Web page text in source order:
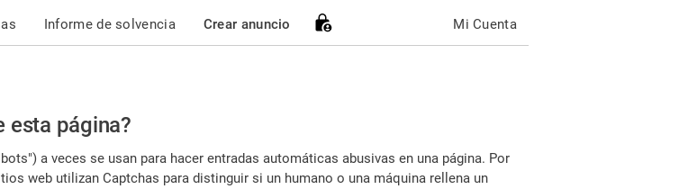
Informe de solvencia Crear anuncio Mi Cuenta
esta página?
a veces se usan para hacer entradas automáticas abusivas en una página. Por
web utilizan Captchas para distinguir si un humano o una máquina rellena un